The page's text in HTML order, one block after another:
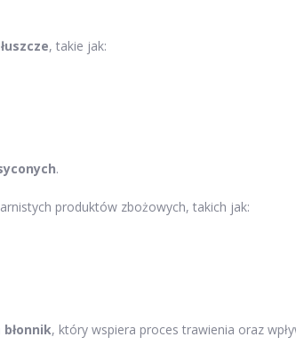
, takie jak:
.
produktów zbożowych, takich jak:
błonnik, który wspiera proces trawienia oraz